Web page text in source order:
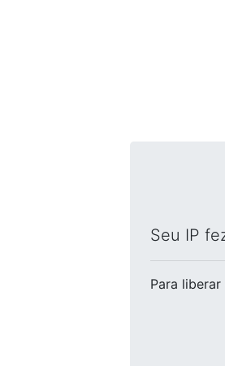
Seu IP
Para